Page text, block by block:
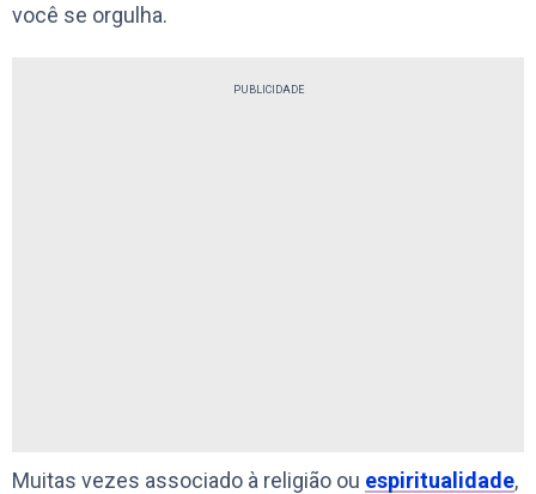
você se orgulha.
PUBLICIDADE
Muitas vezes associado à religião ou espiritualidade,